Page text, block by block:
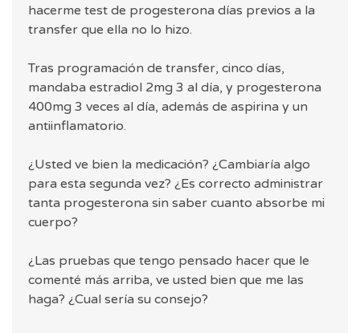
hacerme test de progesterona días previos a la
transfer que ella no lo hizo.
Tras programación de transfer, cinco días,
mandaba estradiol 2mg 3 al día, y progesterona
400mg 3 veces al día, además de aspirina y un
antiinflamatorio.
¿Usted ve bien la medicación? ¿Cambiaría algo
para esta segunda vez? ¿Es correcto administrar
tanta progesterona sin saber cuanto absorbe mi
cuerpo?
¿Las pruebas que tengo pensado hacer que le
comenté más arriba, ve usted bien que me las
haga? ¿Cual sería su consejo?